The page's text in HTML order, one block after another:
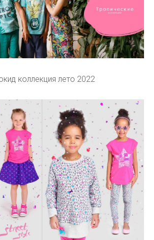
коллекция лето 2022